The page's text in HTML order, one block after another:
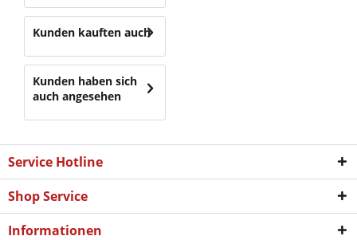
Kunden kauften auch
Kunden haben sich
auch angesehen
Service Hotline
Shop Service
Informationen